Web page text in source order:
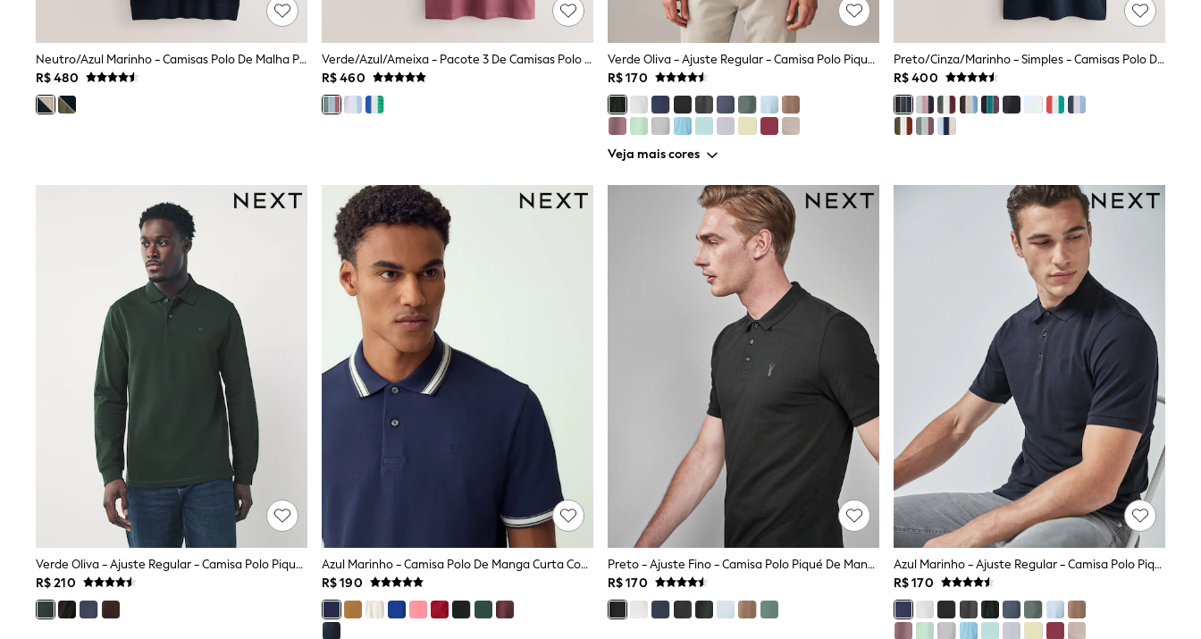
All Holiday Shop
Tops
Dresses
Shorts
Skirts
Sneakers & Pumps
First Walkers
School Shoes
Half Sizes
Wellies
Wide Fit
New in
Summer Dresses
Occasion and Party Dresses
Floral Dresses
Sequin Dresses
Short Sleeve Dresses
Longsleeve Dresses
100% Cotton Dresses
Long Sleeve
Short Sleeve
Printed T-Shirts
Plain T-Shirts
Multipacks
All Underwear
Pyjamas
Slippers
Socks & Tights
Neutro/Azul Marinho - Camisas Polo De Malha Pointelle Ricas Em Algodão 2 Pacote
R$ 480
Verde/Azul/Ameixa - Pacote 3 De Camisas Polo Piqué De Manga Curta
R$ 460
Verde Oliva - Ajuste Regular - Camisa Polo Piqué De Manga Curta
R$ 170
Veja mais cores
Preto/cinza/marinho - Simples - Camisas Polo De Manga Curta Motionflex 3
R$ 400
Verde Oliva - Ajuste Regular - Camisa Polo Piqué De Manga Comprida
R$ 210
Azul Marinho - Camisa Polo De Manga Curta Com Detalhes Nas Laterais
R$ 190
Preto - Ajuste Fino - Camisa Polo Piqué De Manga Curta
R$ 170
Azul Marinho - Ajuste Regular - Camisa Polo Piqué De Manga Curta
R$ 170